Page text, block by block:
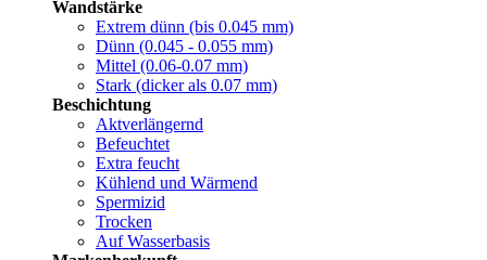
Wandstärke
Extrem dünn (bis 0.045 mm)
Dünn (0.045 - 0.055 mm)
Mittel (0.06-0.07 mm)
Stark (dicker als 0.07 mm)
Beschichtung
Aktverlängernd
Befeuchtet
Extra feucht
Kühlend und Wärmend
Spermizid
Trocken
Auf Wasserbasis